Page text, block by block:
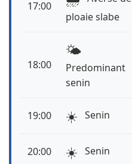
17:00
ploaie slabe
18:00
🌤️
Predominant
senin
19:00 ☀️ Senin
20:00 ☀️ Senin